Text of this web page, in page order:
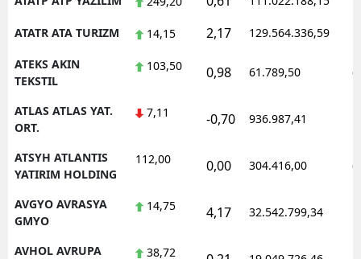
ATATR ATA TURIZM 14,15 2,17 129.564.336,59
ATEKS AKIN
TEKSTIL
103,50 0,98 61.789,50
ATLAS ATLAS YAT.
ORT.
7,11 -0,70 936.987,41
ATSYH ATLANTIS
YATIRIM HOLDING
112,00 0,00 304.416,00
AVGYO AVRASYA
GMYO
14,75 4,17 32.542.799,34
AVHOL AVRUPA
38,72